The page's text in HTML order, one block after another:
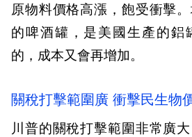
原物料價格高漲，飽受衝擊
的啤酒罐，是美國生產的鋁
的，成本又會再增加。
關稅打擊範圍廣 衝擊民生物
川普的關稅打擊範圍非常廣